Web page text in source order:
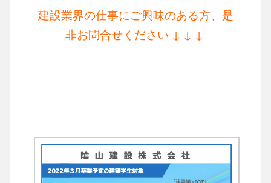
建設業界の仕事にご興味のある方、是
非お問合せください ↓ ↓ ↓